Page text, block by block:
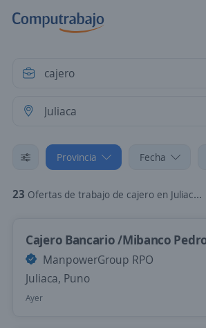
Provincia Fecha
23 Ofertas de trabajo de cajero en Juliaca, Puno
Cajero Bancario /Mibanco
ManpowerGroup RPO
Juliaca, Puno
Ayer